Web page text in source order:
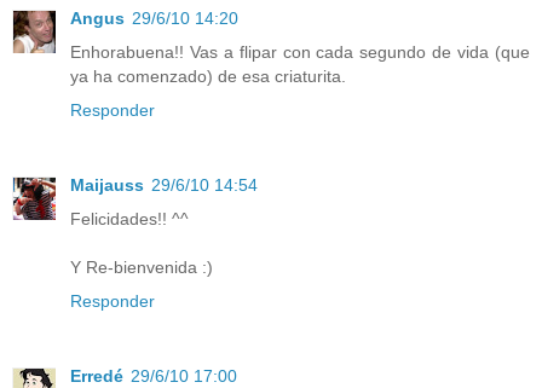
Angus 29/6/10 14:20
Enhorabuena!! Vas a flipar con cada segundo de vida (que
ya ha comenzado) de esa criaturita.
Responder
Maijauss 29/6/10 14:54
Felicidades!! ^^
Y Re-bienvenida :)
Responder
Erredé 29/6/10 17:00